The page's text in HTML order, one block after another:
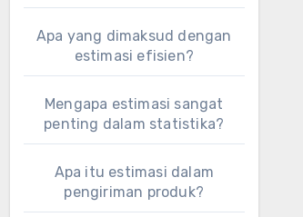
Apa yang dimaksud dengan
estimasi efisien?
Mengapa estimasi sangat
penting dalam statistika?
Apa itu estimasi dalam
pengiriman produk?